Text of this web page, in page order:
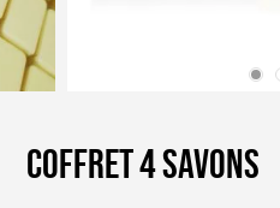
Coffret 4 savons